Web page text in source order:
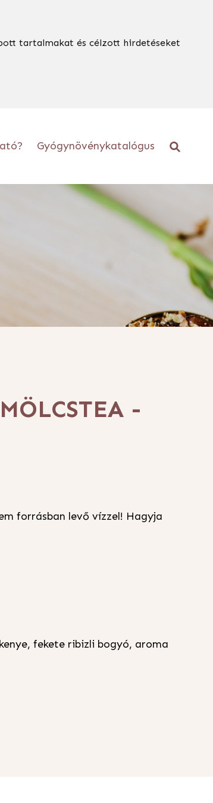
tartalmakat és célzott hirdetéseket
Gyógynövénykatalógus
-
forrásban levő vízzel! Hagyja
fekete ribizli bogyó, aroma